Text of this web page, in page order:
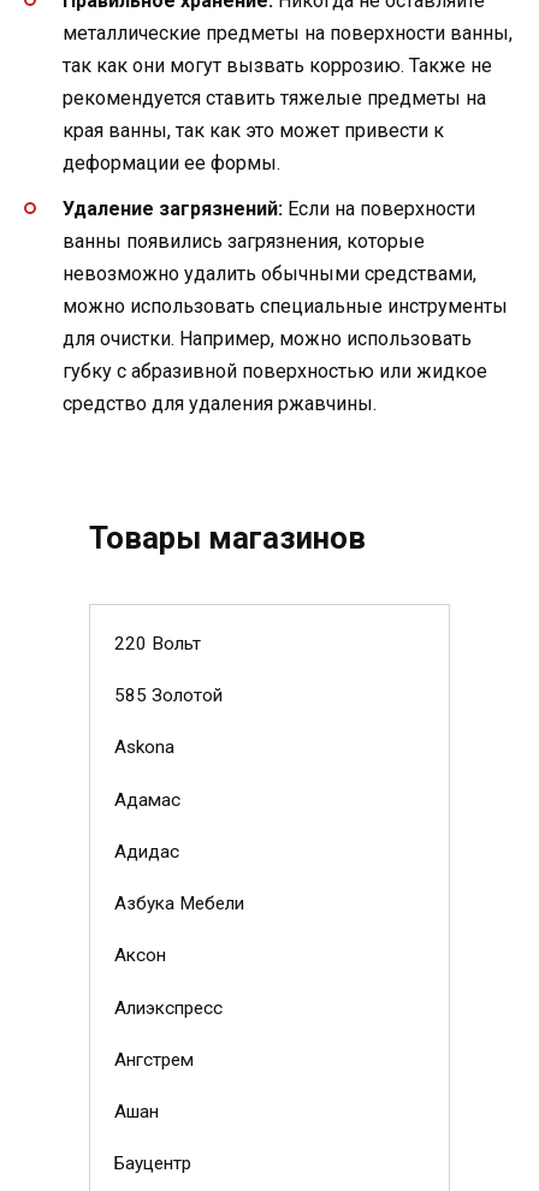
металлические предметы на поверхности ванны,
так как они могут вызвать коррозию. Также не
рекомендуется ставить тяжелые предметы на
края ванны, так как это может привести к
деформации ее формы.
Удаление загрязнений: Если на поверхности
ванны появились загрязнения, которые
невозможно удалить обычными средствами,
можно использовать специальные инструменты
для очистки. Например, можно использовать
губку с абразивной поверхностью или жидкое
средство для удаления ржавчины.
Товары магазинов
220 Вольт
585 Золотой
Askona
Адамас
Адидас
Азбука Мебели
Аксон
Алиэкспресс
Ангстрем
Ашан
Бауцентр